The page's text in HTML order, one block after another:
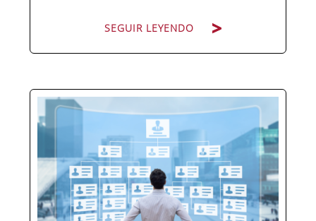
SEGUIR LEYENDO
Pocas figuras han ganado tanto peso
en la estructura corporativa española
en la última década como el
compliance officer. Desde que la
reforma del Código Penal extendió la
responsabilidad penal a las personas
jurídicas, las empresas de cualquier...